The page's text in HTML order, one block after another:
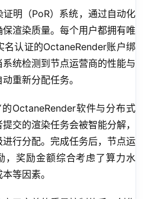
明（PoR）系统，通过自动化
渲染质量。每个用户都拥有唯
名认证的OctaneRender账户绑
统检测到节点运营商的性能与
重新分配任务。
OctaneRender软件与分布式
交的渲染任务会被智能分解，
行分配。完成任务后，节点运
，奖励金额综合考虑了算力水
等因素。